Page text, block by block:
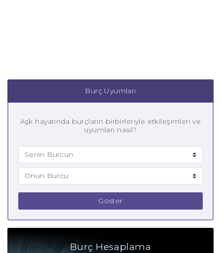
Burç Uyumları
Aşk hayatında burçların birbirleriyle etkileşimleri ve
uyumları nasıl?
Göster
Burç Hesaplama